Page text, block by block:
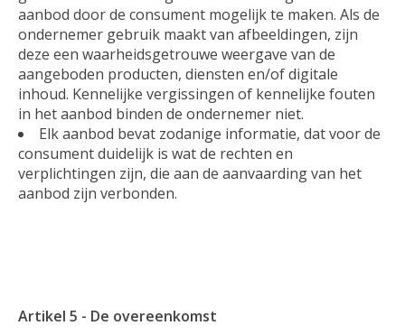
aanbod door de consument mogelijk te maken. Als de
ondernemer gebruik maakt van afbeeldingen, zijn
deze een waarheidsgetrouwe weergave van de
aangeboden producten, diensten en/of digitale
inhoud. Kennelijke vergissingen of kennelijke fouten
in het aanbod binden de ondernemer niet.
Elk aanbod bevat zodanige informatie, dat voor de
consument duidelijk is wat de rechten en
verplichtingen zijn, die aan de aanvaarding van het
aanbod zijn verbonden.
Artikel 5 - De overeenkomst